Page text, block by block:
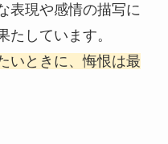
表現や感情の描写に
たしています。
いときに、悔恨は最